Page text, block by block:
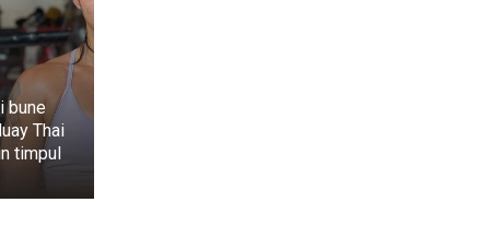
bune
Thai
timpul